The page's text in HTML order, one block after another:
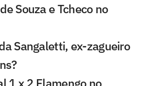
Souza e Tcheco no
Sangaletti, ex-zagueiro